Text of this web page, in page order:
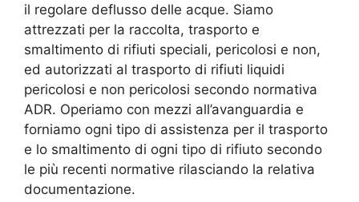
il regolare deflusso delle acque. Siamo
attrezzati per la raccolta, trasporto e
smaltimento di rifiuti speciali, pericolosi e non,
ed autorizzati al trasporto di rifiuti liquidi
pericolosi e non pericolosi secondo normativa
ADR. Operiamo con mezzi all’avanguardia e
forniamo ogni tipo di assistenza per il trasporto
e lo smaltimento di ogni tipo di rifiuto secondo
le più recenti normative rilasciando la relativa
documentazione.